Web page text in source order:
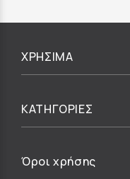
ΧΡΗΣΙΜΑ
ΚΑΤΗΓΟΡΙΕΣ
Όροι χρήσης